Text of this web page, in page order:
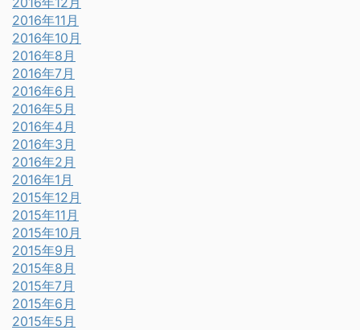
2016年11月
2016年10月
2016年8月
2016年7月
2016年6月
2016年5月
2016年4月
2016年3月
2016年2月
2016年1月
2015年12月
2015年11月
2015年10月
2015年9月
2015年8月
2015年7月
2015年6月
2015年5月